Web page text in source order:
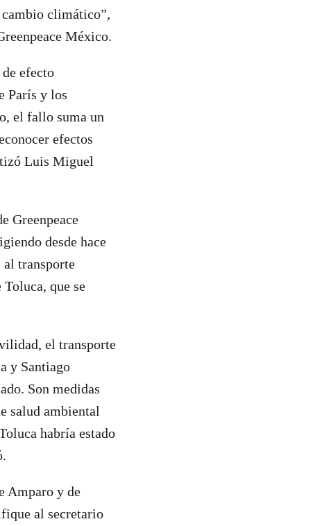
climático”,
México.
efecto
París y los
el fallo suma un
efectos
Luis Miguel
Greenpeace
desde hace
al transporte
que se
el transporte
y Santiago
Son medidas
salud ambiental
habría estado
Amparo y de
al secretario